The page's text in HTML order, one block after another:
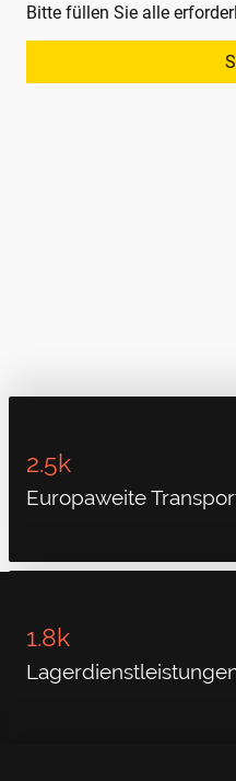
Bitte füllen Sie alle
2.5k
Europaweite
1.8k